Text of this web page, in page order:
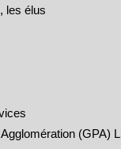
les élus
(GPA)